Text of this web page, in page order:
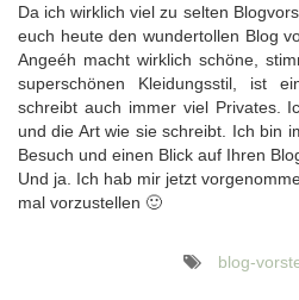
Da ich wirklich viel zu selten
euch heute den wundertollen Blog
Angeéh macht wirklich schöne,
superschönen Kleidungsstil, ist
schreibt auch immer viel Privates.
und die Art wie sie schreibt. Ich bin
Besuch und einen Blick auf Ihren
Und ja. Ich hab mir jetzt
mal vorzustellen 🙂
blog-